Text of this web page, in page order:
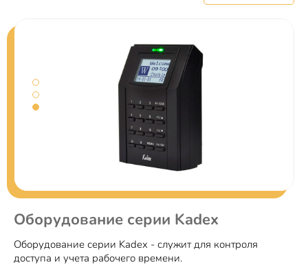
Оборудование серии Kadex
Оборудование серии Kadex - служит для контроля
доступа и учета рабочего времени.